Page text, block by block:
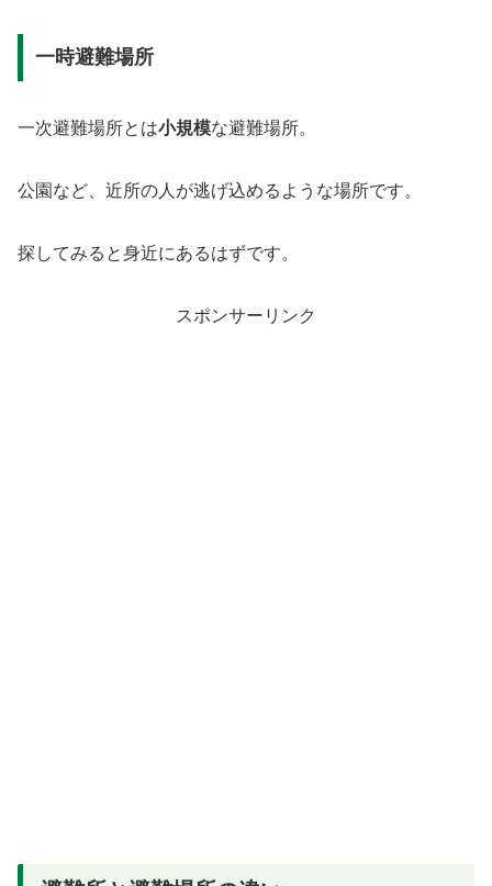
一時避難場所
一次避難場所とは小規模な避難場所。
公園など、近所の人が逃げ込めるような場所です。
探してみると身近にあるはずです。
スポンサーリンク